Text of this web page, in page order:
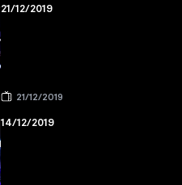
21/12/2019
21/12/2019
14/12/2019